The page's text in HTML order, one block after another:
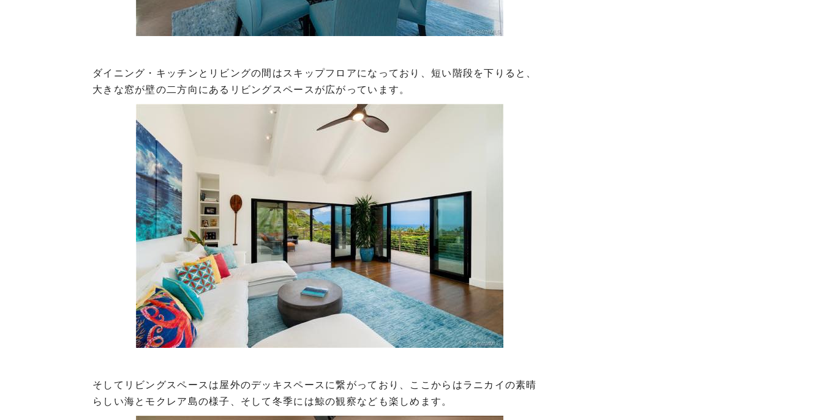
ダイニング・キッチンとリビングの間はスキップフロアになっており、短い階段を下りると、
大きな窓が壁の二方向にあるリビングスペースが広がっています。
そしてリビングスペースは屋外のデッキスペースに繋がっており、ここからはラニカイの素晴
らしい海とモクレア島の様子、そして冬季には鯨の観察なども楽しめます。